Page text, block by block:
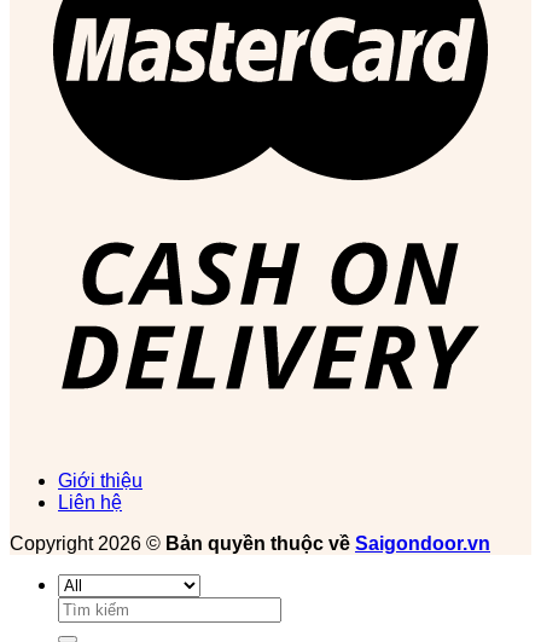
Giới thiệu
Liên hệ
Copyright 2026 © Bản quyền thuộc về Saigondoor.vn
Tìm
kiếm: